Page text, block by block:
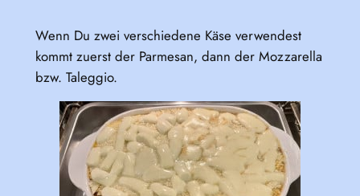
Wenn Du zwei verschiedene Käse verwendest
kommt zuerst der Parmesan, dann der Mozzarella
bzw. Taleggio.